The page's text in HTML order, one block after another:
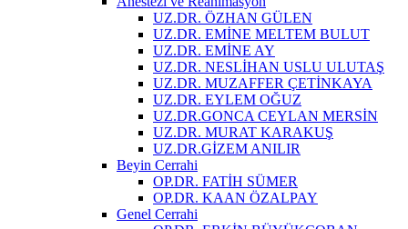
UZ.DR. ÖZHAN GÜLEN
UZ.DR. EMİNE MELTEM BULUT
UZ.DR. EMİNE AY
UZ.DR. NESLİHAN USLU ULUTAŞ
UZ.DR. MUZAFFER ÇETİNKAYA
UZ.DR. EYLEM OĞUZ
UZ.DR.GONCA CEYLAN MERSİN
UZ.DR. MURAT KARAKUŞ
UZ.DR.GİZEM ANILIR
Beyin Cerrahi
OP.DR. FATİH SÜMER
OP.DR. KAAN ÖZALPAY
Genel Cerrahi